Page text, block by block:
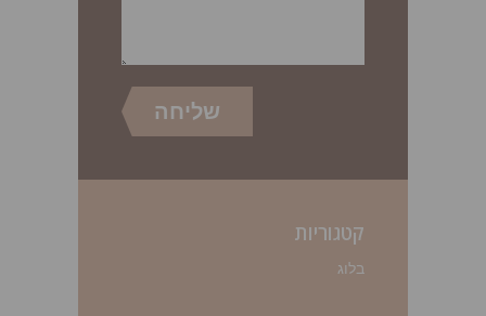
קטגוריות
בלוג